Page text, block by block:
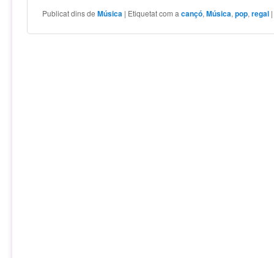
Publicat dins de Música | Etiquetat com a cançó,Música,pop,regal